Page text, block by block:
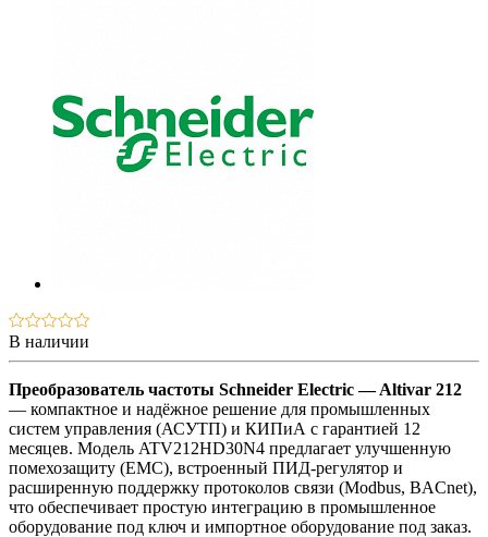
В наличии
Преобразователь частоты Schneider Electric — Altivar 212
— компактное и надёжное решение для промышленных
систем управления (АСУТП) и КИПиА с гарантией 12
месяцев. Модель ATV212HD30N4 предлагает улучшенную
помехозащиту (EMC), встроенный ПИД-регулятор и
расширенную поддержку протоколов связи (Modbus, BACnet),
что обеспечивает простую интеграцию в промышленное
оборудование под ключ и импортное оборудование под заказ.